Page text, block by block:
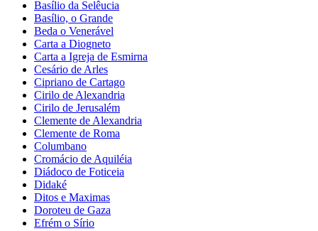
Basílio da Selêucia
Basílio, o Grande
Beda o Venerável
Carta a Diogneto
Carta a Igreja de Esmirna
Cesário de Arles
Cipriano de Cartago
Cirilo de Alexandria
Cirilo de Jerusalém
Clemente de Alexandria
Clemente de Roma
Columbano
Cromácio de Aquiléia
Diádoco de Foticeia
Didaké
Ditos e Maximas
Doroteu de Gaza
Efrém o Sírio